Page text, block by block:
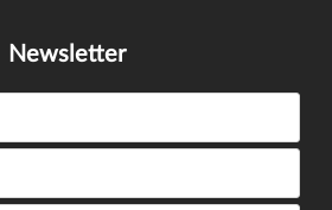
Newsletter